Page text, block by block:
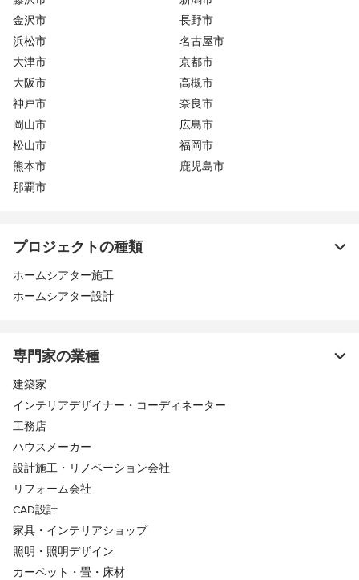
金沢市
長野市
浜松市
名古屋市
大津市
京都市
大阪市
高槻市
神戸市
奈良市
岡山市
広島市
松山市
福岡市
熊本市
鹿児島市
那覇市
プロジェクトの種類
ホームシアター施工
ホームシアター設計
専門家の業種
建築家
インテリアデザイナー・コーディネーター
工務店
ハウスメーカー
設計施工・リノベーション会社
リフォーム会社
CAD設計
家具・インテリアショップ
照明・照明デザイン
カーペット・畳・床材